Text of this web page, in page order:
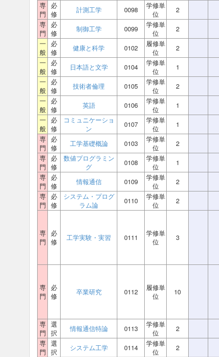
専
門
必
修
計測工学 0098
学修単
位
2
専
門
必
修
制御工学 0099
学修単
位
2
一
般
必
修
健康と科学 0102
履修単
位
2
一
般
必
修
日本語と文学 0104
学修単
位
1
一
般
必
修
技術者倫理 0105
学修単
位
2
一
般
必
修
英語 0106
学修単
位
1
一
般
必
修
コミュニケーショ
ン
0107
学修単
位
1
専
門
必
修
工学基礎概論 0103
学修単
位
2
専
門
必
修
数値プログラミン
グ
0108
学修単
位
1
専
門
必
修
情報通信 0109
学修単
位
2
専
門
必
修
システム・プログ
ラム論
0110
学修単
位
2
専
門
必
修
工学実験・実習 0111
学修単
位
3
専
門
必
修
卒業研究 0112
履修単
位
10
専
門
選
択
情報通信特論 0113
学修単
位
2
専
門
選
択
システム工学 0114
学修単
位
2